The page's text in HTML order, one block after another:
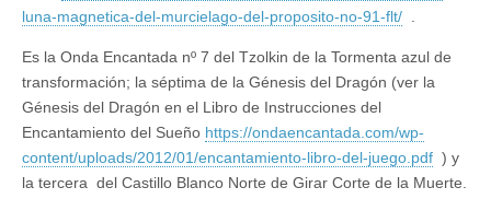
luna-magnetica-del-murcielago-del-proposito-no-91-flt/ .
Es la Onda Encantada nº 7 del Tzolkin de la Tormenta azul de
transformación; la séptima de la Génesis del Dragón (ver la
Génesis del Dragón en el Libro de Instrucciones del
Encantamiento del Sueño https://ondaencantada.com/wp-
content/uploads/2012/01/encantamiento-libro-del-juego.pdf ) y
la tercera del Castillo Blanco Norte de Girar Corte de la Muerte.